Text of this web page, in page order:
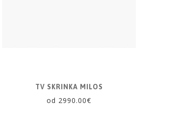
TV SKRINKA MILOS
od 2990.00€